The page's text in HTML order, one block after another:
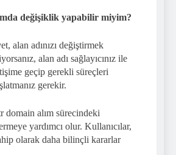
değişiklik yapabilir miyim?
alan adınızı değiştirmek
alan adı sağlayıcınız ile
geçip gerekli süreçleri
gerekir.
domain alım sürecindeki
yardımcı olur. Kullanıcılar,
olarak daha bilinçli kararlar